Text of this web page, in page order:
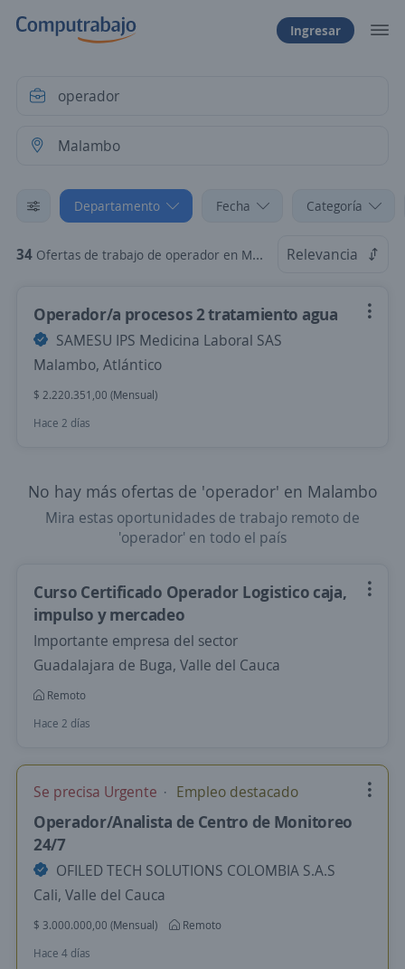
Ingresar
Departamento Fecha Categoría
34 Ofertas de trabajo de operador en Malambo, Atlántico Relevancia
Operador/a procesos 2 tratamiento agua
SAMESU IPS Medicina Laboral SAS
Malambo, Atlántico
$ 2.220.351,00 (Mensual)
Hace 2 días
No hay más ofertas de 'operador' en Malambo
Mira estas oportunidades de trabajo remoto de
'operador' en todo el país
Curso Certificado Operador Logistico caja,
impulso y mercadeo
Importante empresa del sector
Guadalajara de Buga, Valle del Cauca
Remoto
Hace 2 días
Se precisa Urgente Empleo destacado
Operador/Analista de Centro de Monitoreo
24/7
OFILED TECH SOLUTIONS COLOMBIA S.A.S
Cali, Valle del Cauca
$ 3.000.000,00 (Mensual)
Remoto
Hace 4 días